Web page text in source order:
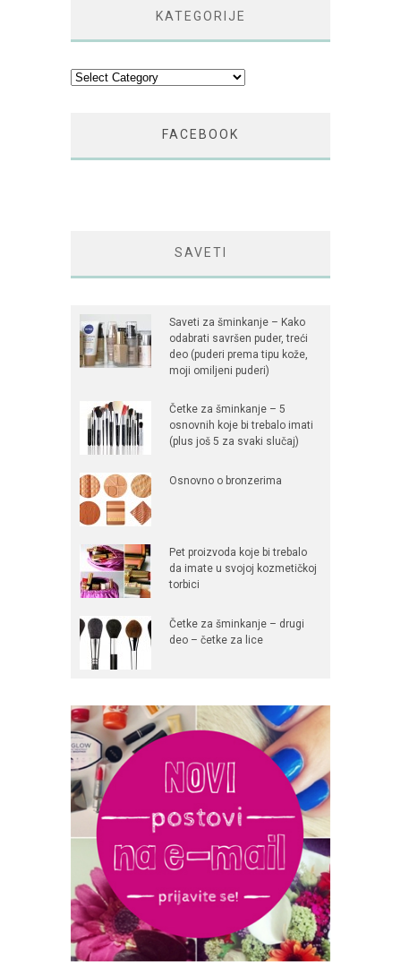
KATEGORIJE
Kategorije
FACEBOOK
SAVETI
Saveti za šminkanje – Kako
odabrati savršen puder, treći
deo (puderi prema tipu kože,
moji omiljeni puderi)
Četke za šminkanje – 5
osnovnih koje bi trebalo imati
(plus još 5 za svaki slučaj)
Osnovno o bronzerima
Pet proizvoda koje bi trebalo
da imate u svojoj kozmetičkoj
torbici
Četke za šminkanje – drugi
deo – četke za lice